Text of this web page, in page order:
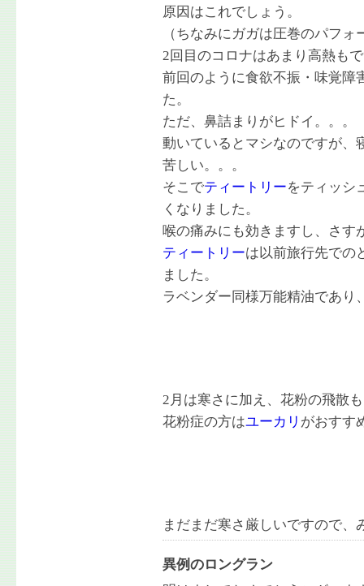
原因はこれでしょう。
（ちなみにガガは圧巻のパフ
2回目のコロナはあまり高熱も
前回のように食欲不振・味覚障
た。
ただ、鼻詰まりがヒドイ。。。
動いているとマシなのですが、
苦しい。。。
そこでティートリーをティッシ
くなりました。
喉の痛みにも効きますし、さす
ティートリーは以前旅行先での
ました。
ラベンダー同様万能精油であり
2月は寒さに加え、花粉の飛散
花粉症の方はユーカリ がおすす
まだまだ寒さ厳しいですので
異例のロングラン